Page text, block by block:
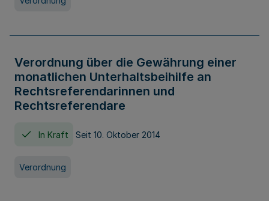
Verordnung über die Gewährung einer
monatlichen Unterhaltsbeihilfe an
Rechtsreferendarinnen und
Rechtsreferendare
In Kraft Seit 10. Oktober 2014
Verordnung